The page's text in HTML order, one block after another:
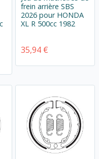
frein arrière SBS
2026 pour HONDA
XL R 500cc 1982
35,94 €